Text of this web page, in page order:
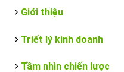
Giới thiệu
Triết lý kinh doanh
Tầm nhìn chiến lược